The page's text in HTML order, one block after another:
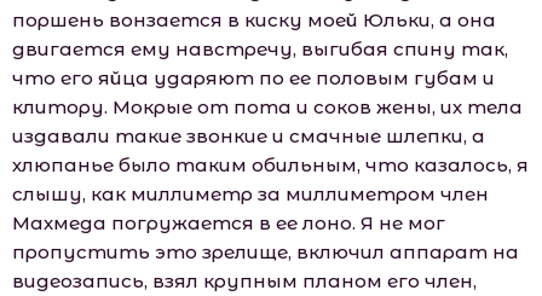
поршень вонзается в киску моей Юльки, а она
двигается ему навстречу, выгибая спину так,
что его яйца ударяют по ее половым губам и
клитору. Мокрые от пота и соков жены, их тела
издавали такие звонкие и смачные шлепки, а
хлюпанье было таким обильным, что казалось, я
слышу, как миллиметр за миллиметром член
Махмеда погружается в ее лоно. Я не мог
пропустить это зрелище, включил аппарат на
видеозапись, взял крупным планом его член,